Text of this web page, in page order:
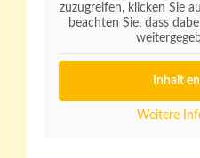
zuzugreifen, klicken Sie
beachten Sie, dass
Inhalt
Weitere